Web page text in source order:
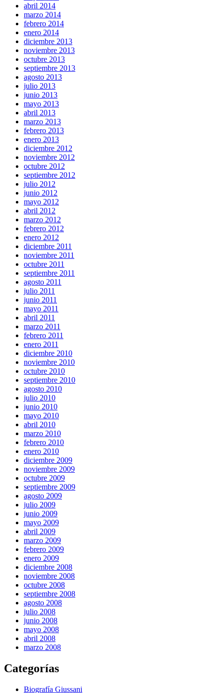
abril 2014
marzo 2014
febrero 2014
enero 2014
diciembre 2013
noviembre 2013
octubre 2013
septiembre 2013
agosto 2013
julio 2013
junio 2013
mayo 2013
abril 2013
marzo 2013
febrero 2013
enero 2013
diciembre 2012
noviembre 2012
octubre 2012
septiembre 2012
julio 2012
junio 2012
mayo 2012
abril 2012
marzo 2012
febrero 2012
enero 2012
diciembre 2011
noviembre 2011
octubre 2011
septiembre 2011
agosto 2011
julio 2011
junio 2011
mayo 2011
abril 2011
marzo 2011
febrero 2011
enero 2011
diciembre 2010
noviembre 2010
octubre 2010
septiembre 2010
agosto 2010
julio 2010
junio 2010
mayo 2010
abril 2010
marzo 2010
febrero 2010
enero 2010
diciembre 2009
noviembre 2009
octubre 2009
septiembre 2009
agosto 2009
julio 2009
junio 2009
mayo 2009
abril 2009
marzo 2009
febrero 2009
enero 2009
diciembre 2008
noviembre 2008
octubre 2008
septiembre 2008
agosto 2008
julio 2008
junio 2008
mayo 2008
abril 2008
marzo 2008
Categorías
Biografía Giussani